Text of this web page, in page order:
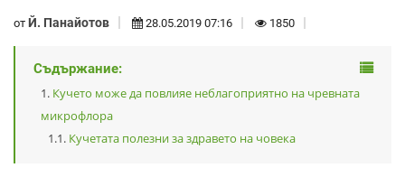
от Й. Панайотов 28.05.2019 07:16 1850
Съдържание:
Кучето може да повлияе неблагоприятно на чревната
микрофлора
Кучетата полезни за здравето на човека